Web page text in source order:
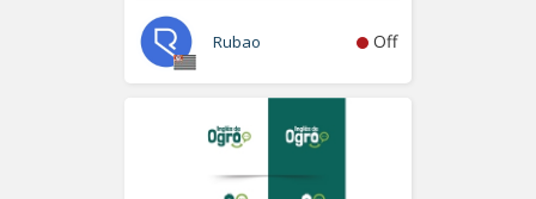
Rubao Off